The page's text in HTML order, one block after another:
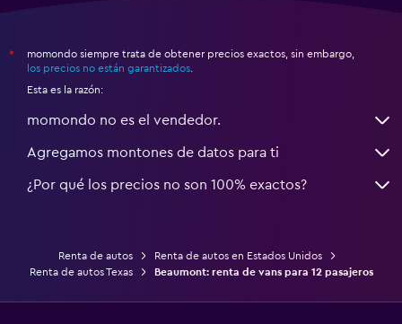
*
momondo siempre trata de obtener precios exactos, sin embargo,
los precios no están garantizados
Esta es la razón:
momondo no es el vendedor.
Agregamos montones de datos para ti
¿Por qué los precios no son 100% exactos?
Renta de autos
Renta de autos en Estados Unidos
Renta de autos Texas
Beaumont: renta de vans para 12 pasajeros